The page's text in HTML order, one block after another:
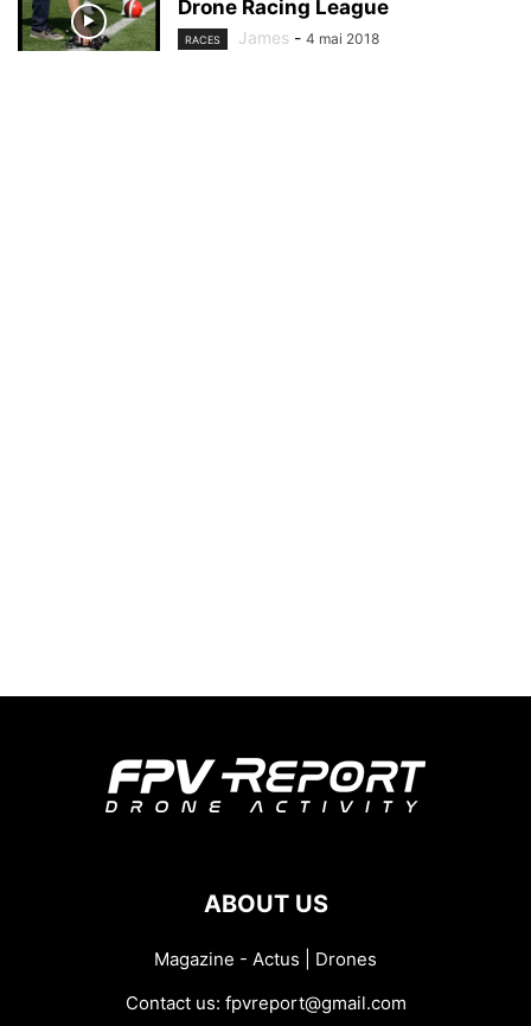
Drone Racing League
RACES James - 4 mai 2018
ABOUT US
Magazine - Actus | Drones
Contact us: fpvreport@gmail.com